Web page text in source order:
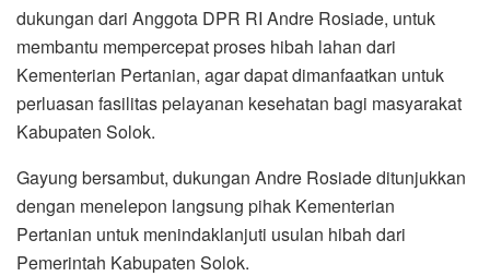
dukungan dari Anggota DPR RI Andre Rosiade, untuk
membantu mempercepat proses hibah lahan dari
Kementerian Pertanian, agar dapat dimanfaatkan untuk
perluasan fasilitas pelayanan kesehatan bagi masyarakat
Kabupaten Solok.
Gayung bersambut, dukungan Andre Rosiade ditunjukkan
dengan menelepon langsung pihak Kementerian
Pertanian untuk menindaklanjuti usulan hibah dari
Pemerintah Kabupaten Solok.